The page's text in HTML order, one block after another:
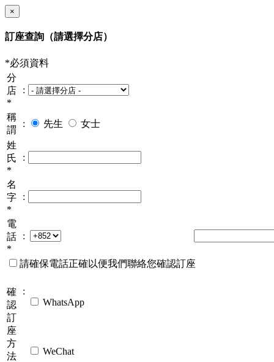
×
訂座查詢 （請選擇分店）
*必須資料
分
店
*
:
稱
謂
: 先生 女士
姓
氏
*
:
名
字
*
:
電
話
*
:
請確保電話正確以便我們聯絡您確認訂座
確
認
訂
座
方
法
:
WhatsApp
WeChat